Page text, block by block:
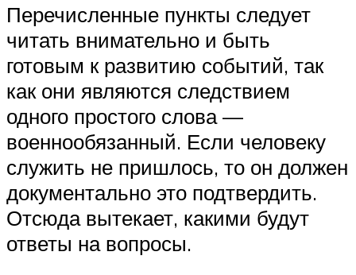
Перечисленные пункты следует
читать внимательно и быть
готовым к развитию событий, так
как они являются следствием
одного простого слова —
военнообязанный. Если человеку
служить не пришлось, то он должен
документально это подтвердить.
Отсюда вытекает, какими будут
ответы на вопросы.